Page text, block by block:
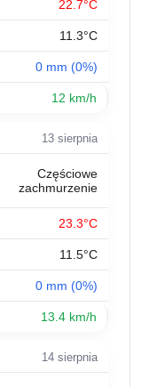
22.7°C
11.3°C
0 mm (0%)
12 km/h
13 sierpnia
Częściowe
zachmurzenie
23.3°C
11.5°C
0 mm (0%)
13.4 km/h
14 sierpnia